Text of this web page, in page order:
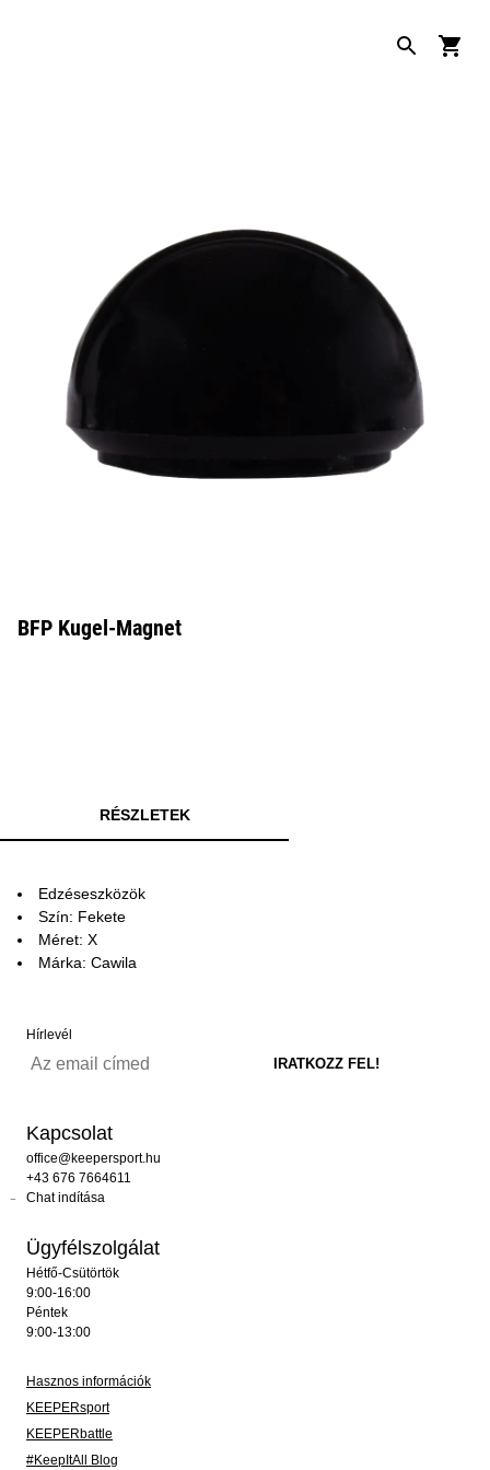
BFP Kugel-Magnet
RÉSZLETEK
Edzéseszközök
Szín: Fekete
Méret: X
Márka: Cawila
Hírlevél
Kapcsolat
office@keepersport.hu
+43 676 7664611
Chat indítása
Ügyfélszolgálat
Hétfő-Csütörtök
9:00-16:00
Péntek
9:00-13:00
Hasznos információk
KEEPERsport
KEEPERbattle
#KeepItAll Blog